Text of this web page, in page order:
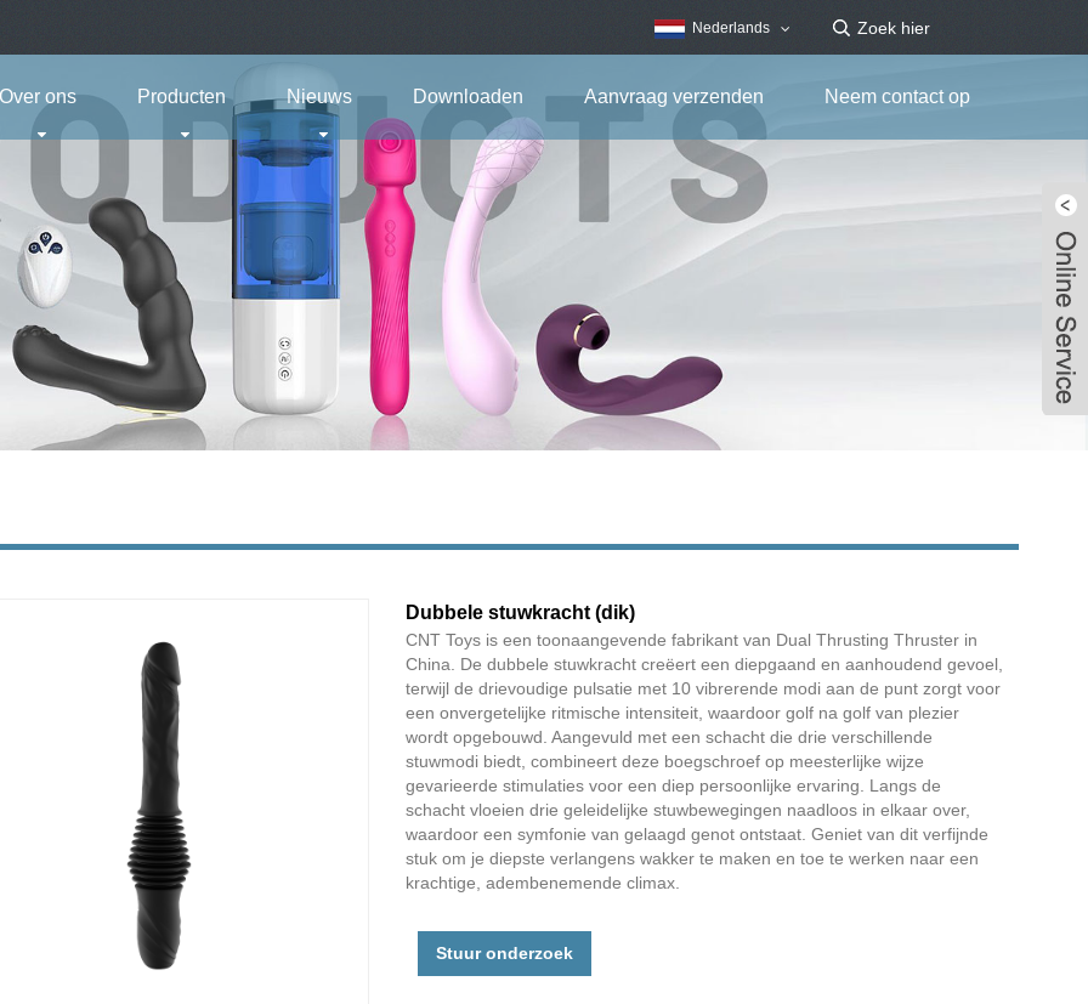
Nederlands
Over ons Producten Nieuws Downloaden Aanvraag verzenden Neem contact op
Dubbele stuwkracht (dik)
CNT Toys is een toonaangevende fabrikant van Dual Thrusting Thruster in
China. De dubbele stuwkracht creëert een diepgaand en aanhoudend gevoel,
terwijl de drievoudige pulsatie met 10 vibrerende modi aan de punt zorgt voor
een onvergetelijke ritmische intensiteit, waardoor golf na golf van plezier
wordt opgebouwd. Aangevuld met een schacht die drie verschillende
stuwmodi biedt, combineert deze boegschroef op meesterlijke wijze
gevarieerde stimulaties voor een diep persoonlijke ervaring. Langs de
schacht vloeien drie geleidelijke stuwbewegingen naadloos in elkaar over,
waardoor een symfonie van gelaagd genot ontstaat. Geniet van dit verfijnde
stuk om je diepste verlangens wakker te maken en toe te werken naar een
krachtige, adembenemende climax.
Stuur onderzoek